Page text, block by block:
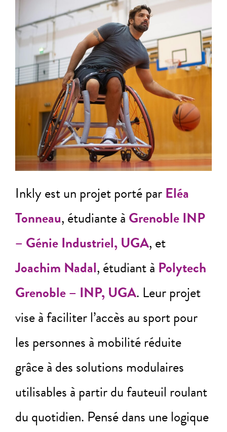
Inkly est un projet porté par Eléa
Tonneau, étudiante à Grenoble INP
– Génie Industriel, UGA, et
Joachim Nadal, étudiant à Polytech
Grenoble – INP, UGA. Leur projet
vise à faciliter l’accès au sport pour
les personnes à mobilité réduite
grâce à des solutions modulaires
utilisables à partir du fauteuil roulant
du quotidien. Pensé dans une logique